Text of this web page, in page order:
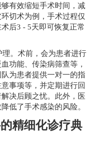
有效缩短手术时间，减
切术为例，手术过程仅
后3 - 5天即可恢复正常
。术前，会为患者进行
功能、传染病筛查等，
为患者提供一对一的指
事项等，并定期进行回
决后顾之忧。此外，医
低了手术感染的风险。
精细化诊疗典